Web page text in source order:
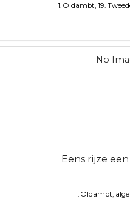
1. Oldambt, 19.
Eens rijze
1. Oldambt,